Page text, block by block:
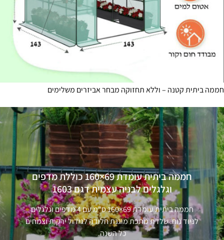
ביתית קטנה – וללא תחזוקה מבחר אביזרים משלימים
חממה ביתית עומדת 69×160 כוללת מדפים
וגלגלים לבניה עצמית דגם 1603
חממה ביתית עומדת 69×160 ס"מ עם 4 מדפים וגלגלים
לניוד נוח. שלדת מתכת מוגנת חלודה לגידול ירקות וצמחים
כל השנה.